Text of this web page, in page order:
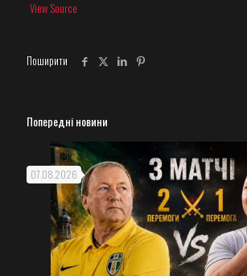
View Source
Поширити
Попередні новини
07.08.2026